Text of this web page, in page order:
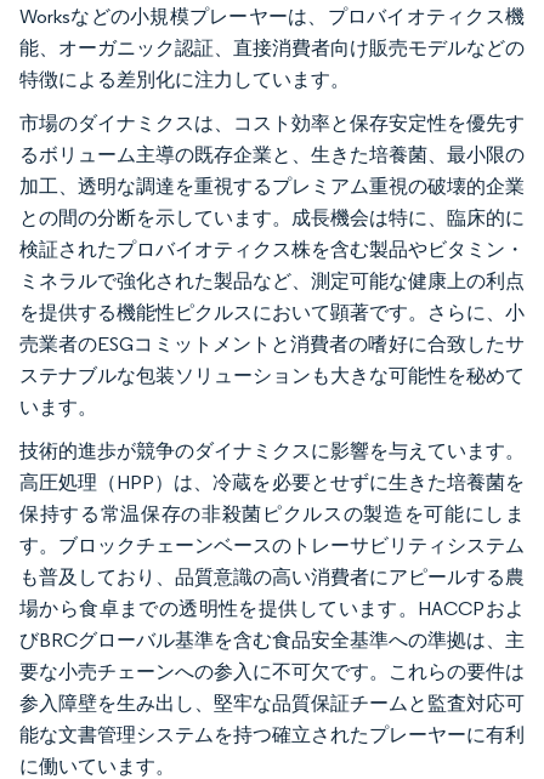
Worksなどの小規模プレーヤーは、プロバイオティクス機
能、オーガニック認証、直接消費者向け販売モデルなどの
特徴による差別化に注力しています。
市場のダイナミクスは、コスト効率と保存安定性を優先す
るボリューム主導の既存企業と、生きた培養菌、最小限の
加工、透明な調達を重視するプレミアム重視の破壊的企業
との間の分断を示しています。成長機会は特に、臨床的に
検証されたプロバイオティクス株を含む製品やビタミン・
ミネラルで強化された製品など、測定可能な健康上の利点
を提供する機能性ピクルスにおいて顕著です。さらに、小
売業者のESGコミットメントと消費者の嗜好に合致したサ
ステナブルな包装ソリューションも大きな可能性を秘めて
います。
技術的進歩が競争のダイナミクスに影響を与えています。
高圧処理（HPP）は、冷蔵を必要とせずに生きた培養菌を
保持する常温保存の非殺菌ピクルスの製造を可能にしま
す。ブロックチェーンベースのトレーサビリティシステム
も普及しており、品質意識の高い消費者にアピールする農
場から食卓までの透明性を提供しています。HACCPおよ
びBRCグローバル基準を含む食品安全基準への準拠は、主
要な小売チェーンへの参入に不可欠です。これらの要件は
参入障壁を生み出し、堅牢な品質保証チームと監査対応可
能な文書管理システムを持つ確立されたプレーヤーに有利
に働いています。